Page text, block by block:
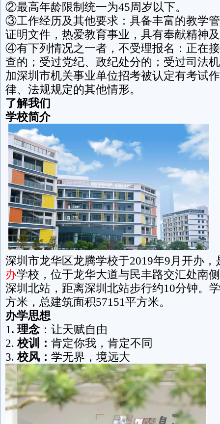
②最高年龄限制统一为45周岁以下。
③工作经历及其他要求：具备丰富的教学
证明文件，热爱教育事业，具有奉献精神
④有下列情况之一者，不受理报名：正在
查的；受过党纪、政纪处分的；受过司法
加深圳市机关事业单位招考被认定有考试
律、法规规定的其他情形。
了解我们
学校简介
深圳市龙华区龙腾学校于2019年9月开办
办学校，位于龙华大道与民丰路交汇处南
深圳北站，距离深圳北站步行约10分钟。
方米，总建筑面积57151平方米。
办学思想
1 . 理念：让天赋自由
2.校训： 肯定你我，肯定不同
3.校风： 学无界，境远大